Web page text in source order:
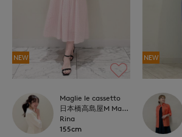
NEW
Maglie le cassetto
日本橋高島屋M Maglie le cassetto
Rina
155cm
NEW